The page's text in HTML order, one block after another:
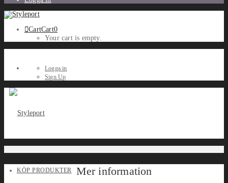
CartCart0
Your cart is empty.
Logga in
Sign Up
KÖP PRODUKTER Mer information